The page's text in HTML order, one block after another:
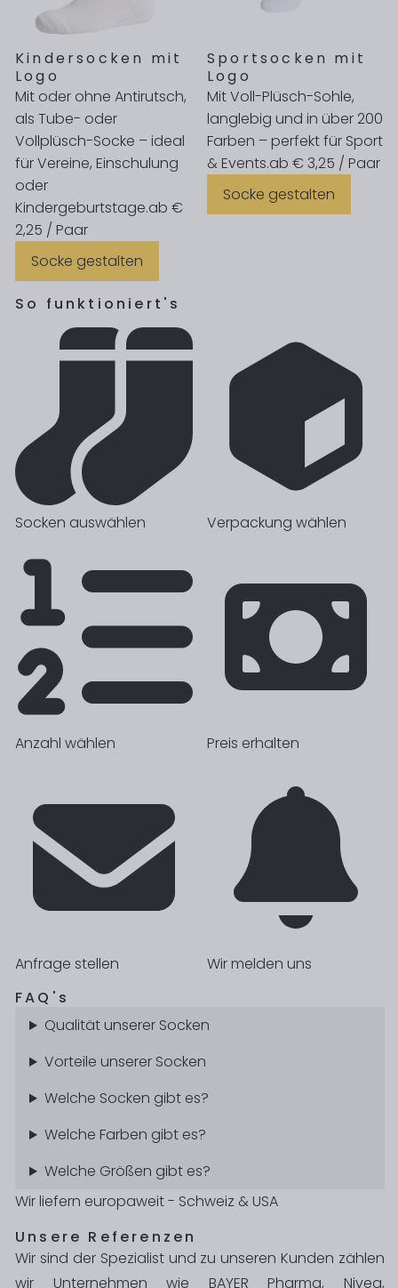
Kindersocken mit
Logo
Mit oder ohne Antirutsch,
als Tube- oder
Vollplüsch-Socke – ideal
für Vereine, Einschulung
oder
Kindergeburtstage.ab €
2,25 / Paar
Socke gestalten
Sportsocken mit
Logo
Mit Voll-Plüsch-Sohle,
langlebig und in über 200
Farben – perfekt für Sport
& Events.ab € 3,25 / Paar
Socke gestalten
So funktioniert's
Socken auswählen Verpackung wählen
Anzahl wählen Preis erhalten
Anfrage stellen
Wir melden uns
FAQ's
Qualität unserer Socken
Vorteile unserer Socken
Welche Socken gibt es?
Welche Farben gibt es?
Welche Größen gibt es?
Wir liefern europaweit - Schweiz & USA
Unsere Referenzen
Wir sind der Spezialist und zu unseren Kunden zählen
wir Unternehmen wie BAYER Pharma, Nivea,